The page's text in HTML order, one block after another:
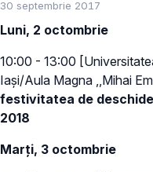
30 septembrie 2017
Luni, 2 octombrie
10:00 - 13:00
Iași/Aula Magna ,,Mihai
festivitatea de
2018
Marți, 3 octombrie